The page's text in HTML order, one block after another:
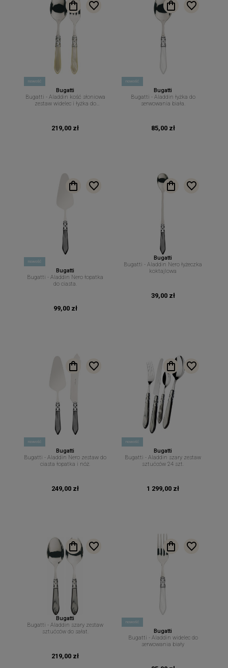
nowość
Bugatti
Bugatti - Aladdin kość słoniowa
zestaw widelec i łyżka do
219,00 zł
nowość
Bugatti
Bugatti - Aladdin łyżka do
serwowania biała.
85,00 zł
nowość
Bugatti
Bugatti - Aladdin Nero łopatka
do ciasta.
99,00 zł
Bugatti
Bugatti - Aladdin Nero łyżeczka
koktajlowa
39,00 zł
nowość
Bugatti
Bugatti - Aladdin Nero zestaw do
ciasta łopatka i nóż.
249,00 zł
nowość
Bugatti
Bugatti - Aladdin szary zestaw
sztućców 24 szt.
1 299,00 zł
Bugatti
Bugatti - Aladdin szary zestaw
sztućców do sałat.
219,00 zł
nowość
Bugatti
Bugatti - Aladdin widelec do
serwowania biały